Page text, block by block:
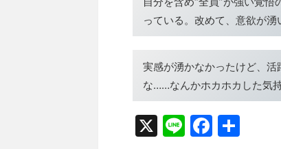
っている。改めて、意欲が湧
実感が湧かなかったけど、
な……なんかホカホカした気
X
Li F